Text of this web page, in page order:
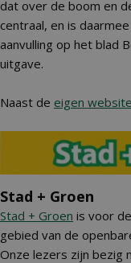
dat over de boom en
centraal, en is
aanvulling op het blad
uitgave.
Naast de eigen website
Stad + Groen
Stad + Groen is voor
gebied van de
Onze lezers zijn bezig